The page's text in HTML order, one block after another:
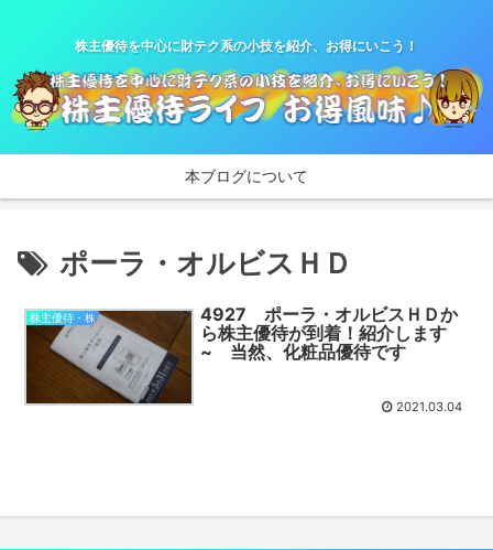
株主優待を中心に財テク系の小技を紹介、お得にいこう！
本ブログについて
ポーラ・オルビスＨＤ
株主優待・株
4927 ポーラ・オルビスＨＤか
ら株主優待が到着！紹介します
~ 当然、化粧品優待です
2021.03.04